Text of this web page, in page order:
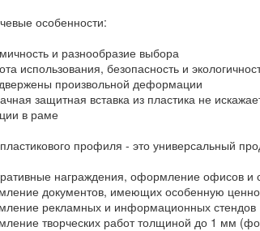
особенности:
и разнообразие выбора
использования, безопасность и
произвольной деформации
защитная вставка из пластика не
в раме
профиля - это универсальный
награждения, оформление офисов и
документов, имеющих особенную
рекламных и информационных стендов
творческих работ толщиной до 1 мм